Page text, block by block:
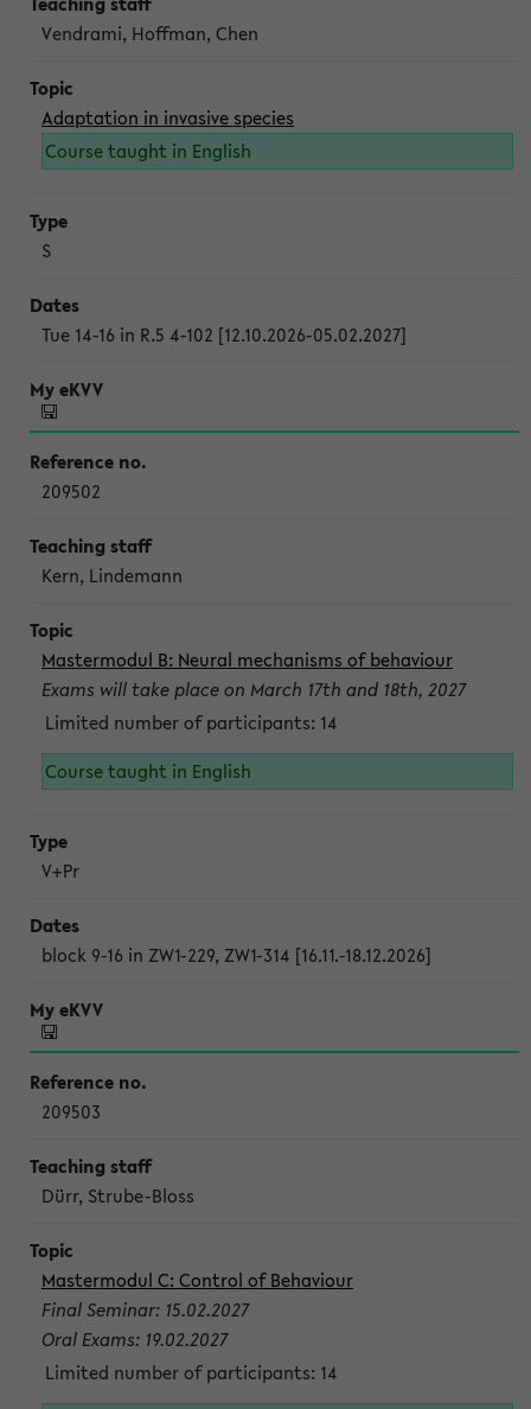
Vendrami, Hoffman, Chen
Adaptation in invasive species
Course taught in English
S
Tue 14-16 in R.5 4-102 [12.10.2026-05.02.2027]
209502
Kern, Lindemann
Mastermodul B: Neural mechanisms of behaviour
Exams will take place on March 17th and 18th, 2027
Limited number of participants: 14
Course taught in English
V+Pr
block 9-16 in ZW1-229, ZW1-314 [16.11.-18.12.2026]
209503
Dürr, Strube-Bloss
Mastermodul C: Control of Behaviour
Final Seminar: 15.02.2027
Oral Exams: 19.02.2027
Limited number of participants: 14